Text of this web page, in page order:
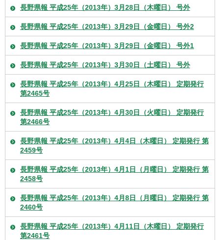
長野県報 平成25年（2013年）3月28日（木曜日） 号外
長野県報 平成25年（2013年）3月29日（金曜日） 号外2
長野県報 平成25年（2013年）3月29日（金曜日） 号外1
長野県報 平成25年（2013年）3月30日（土曜日） 号外
長野県報 平成25年（2013年）4月25日（木曜日） 定期発行
第2465号
長野県報 平成25年（2013年）4月30日（火曜日） 定期発行
第2466号
長野県報 平成25年（2013年）4月4日（木曜日） 定期発行 第
2459号
長野県報 平成25年（2013年）4月1日（月曜日） 定期発行 第
2458号
長野県報 平成25年（2013年）4月8日（月曜日） 定期発行 第
2460号
長野県報 平成25年（2013年）4月11日（木曜日） 定期発行
第2461号